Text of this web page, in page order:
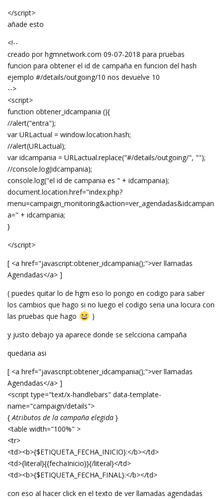
</script>
añade esto
<!--
creado por hgmnetwork.com 09-07-2018 para pruebas
funcion para obtener el id de campaña en funcion del hash
ejemplo #/details/outgoing/10 nos devuelve 10
-->
<script>
function obtener_idcampania (){
//alert("entra");
var URLactual = window.location.hash;
//alert(URLactual);
var idcampania = URLactual.replace("#/details/outgoing/", "");
//console.log(idcampania);
console.log("el id de campania es " + idcampania);
document.location.href="index.php?
menu=campaign_monitoring&action=ver_agendadas&idcampan
a=" + idcampania;
}
</script>
[ <a href="javascript:obtener_idcampania();">ver llamadas
Agendadas</a> ]
( puedes quitar lo de hgm eso lo pongo en codigo para saber
los cambios que hago si no luego el codigo seria una locura con
las pruebas que hago
)
y justo debajo ya aparece donde se selcciona campaña
quedaria asi
[ <a href="javascript:obtener_idcampania();">ver llamadas
Agendadas</a> ]
<script type="text/x-handlebars" data-template-
name="campaign/details">
{Atributos de la campaña elegida }
<table width="100%" >
<tr>
<td><b>{$ETIQUETA_FECHA_INICIO}:</b></td>
<td>{literal}{{fechaInicio}}{/literal}</td>
<td><b>{$ETIQUETA_FECHA_FINAL}:</b></td>
con eso al hacer click en el texto de ver llamadas agendadas